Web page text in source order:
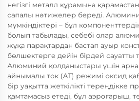
негізгі металл құрамына
сапалы нәтижелер береді.
мүмкіндіктері – бұл
болып табылады, себебі олар
жұқа парақтардан бастап ауыр
бөлшектерге дейін бірдей сауатты
Алюминий қолданыстары үшін
айнымалы ток (АТ) режимі оксид
бір уақытта жеткілікті тереңдікке
қамтамасыз етеді, бұл аэроғарыш,